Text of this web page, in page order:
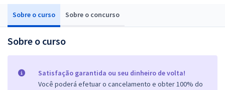
Sobre o curso Sobre o concurso
Sobre o curso
Satisfação garantida ou seu dinheiro de volta!
Você poderá efetuar o cancelamento e obter 100% do